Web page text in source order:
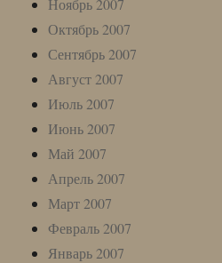
Ноябрь 2007
Октябрь 2007
Сентябрь 2007
Август 2007
Июль 2007
Июнь 2007
Май 2007
Апрель 2007
Март 2007
Февраль 2007
Январь 2007